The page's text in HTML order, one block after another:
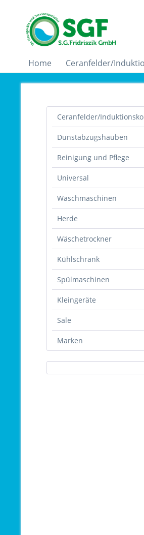
Home Ceranfelder/
Dunstabzugshauben
Reinigung und Pflege
Universal
Waschmaschinen
Herde
Wäschetrockner
Kühlschrank
Spülmaschinen
Kleingeräte
Sale
Marken